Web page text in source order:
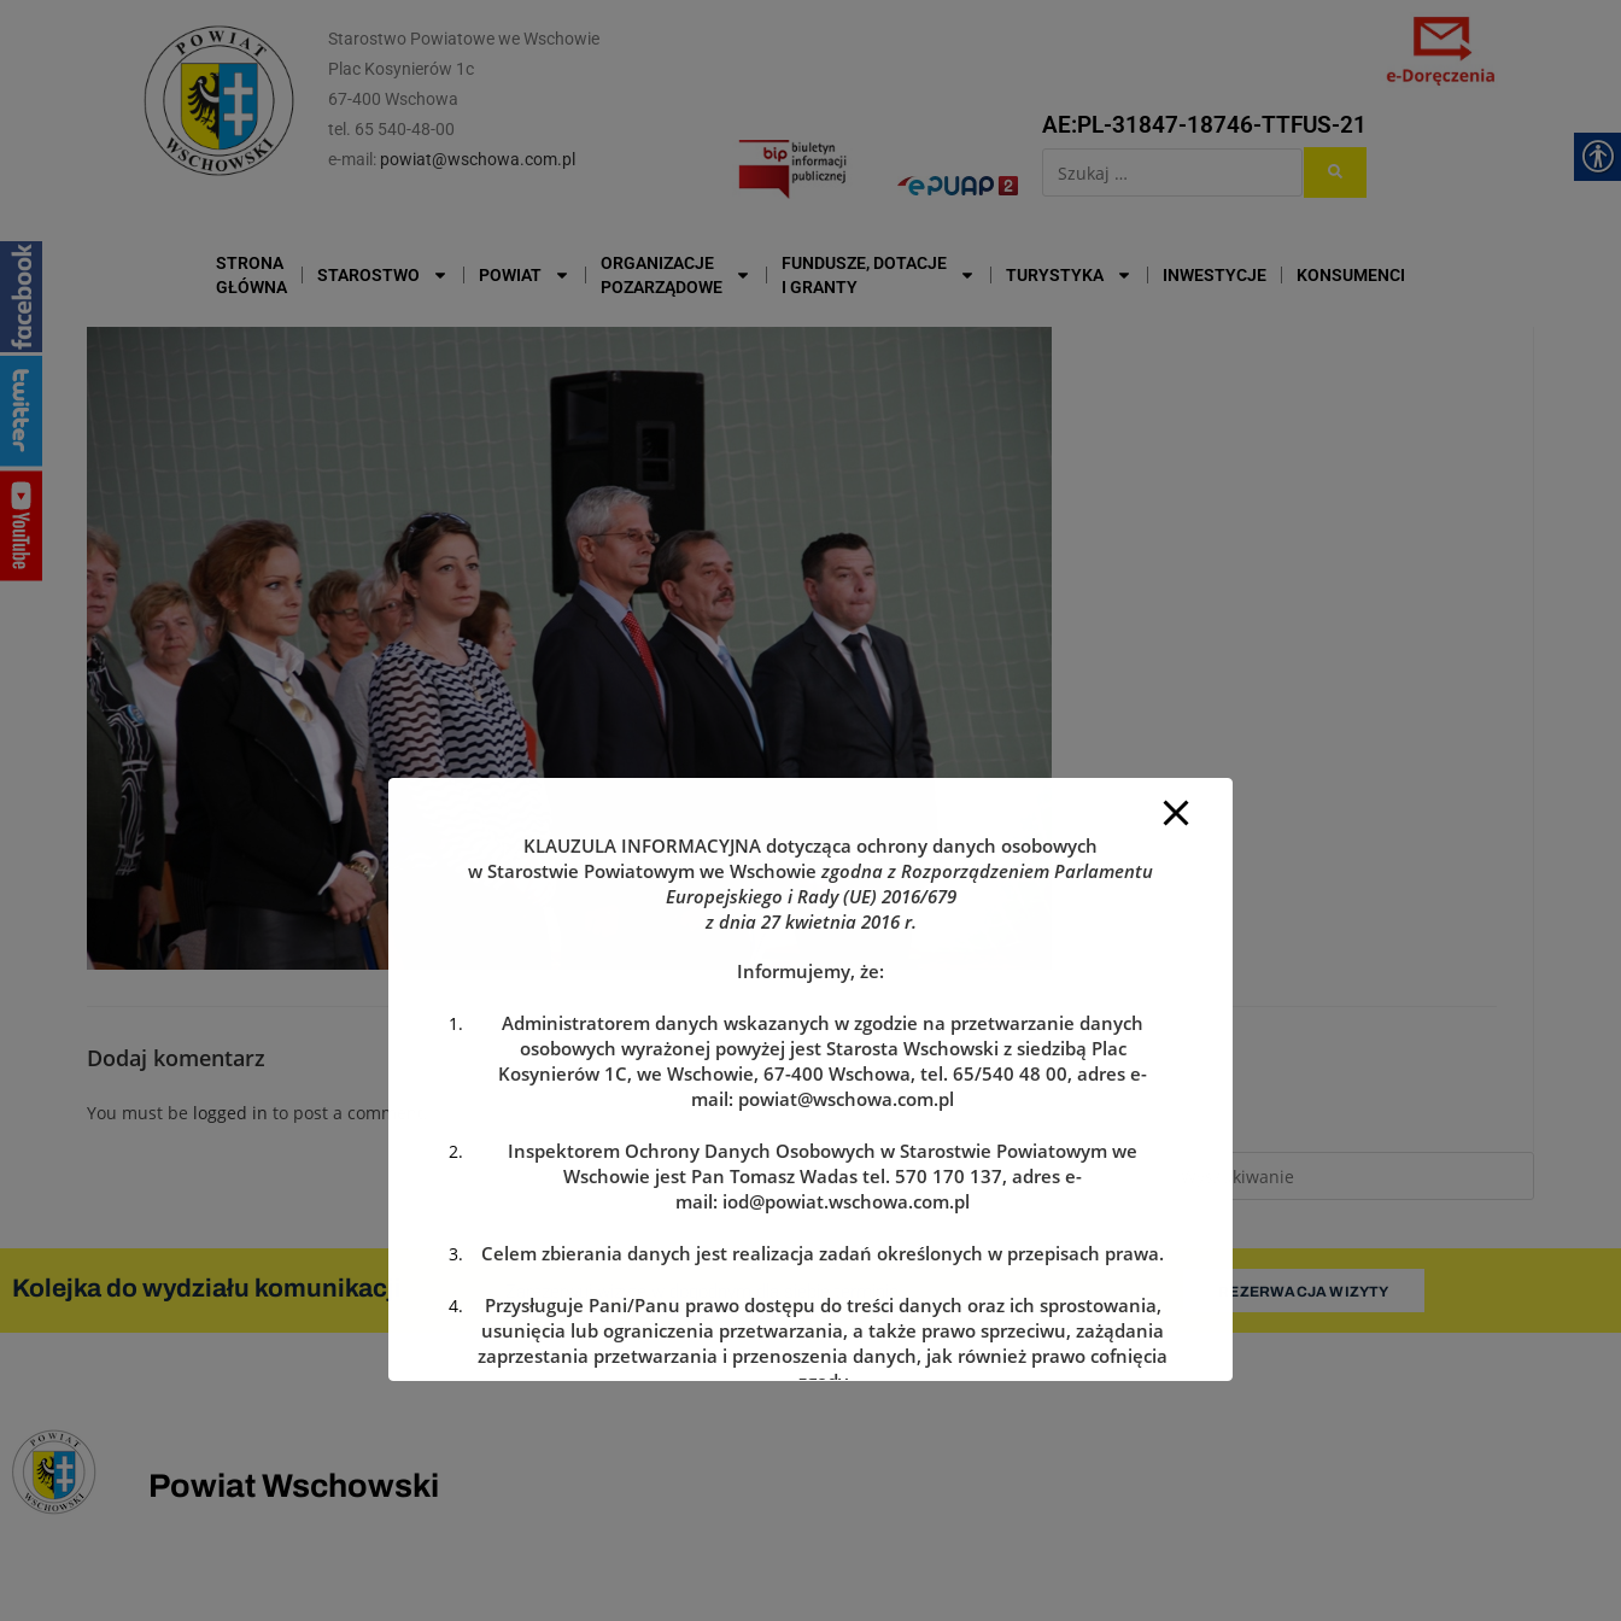
Starostwo Powiatowe we Wschowie
Plac Kosynierów 1c
67-400 Wschowa
tel. 65 540-48-00
e-mail: powiat@wschowa.com.pl
AE:PL-31847-18746-TTFUS-21
STRONA
GŁÓWNA
STAROSTWO POWIAT
ORGANIZACJE
POZARZĄDOWE
FUNDUSZE, DOTACJE
I GRANTY
TURYSTYKA INWESTYCJE KONSUMENCI
Dodaj komentarz
You must be logged in to post a comment.
Kolejka do wydziału komunikacji REZERWACJA WIZYTY
Powiat Wschowski
KLAUZULA INFORMACYJNA dotycząca ochrony danych osobowych
w Starostwie Powiatowym we Wschowie zgodna z Rozporządzeniem Parlamentu
Europejskiego i Rady (UE) 2016/679
z dnia 27 kwietnia 2016 r.
Informujemy, że:
Administratorem danych wskazanych w zgodzie na przetwarzanie danych
osobowych wyrażonej powyżej jest Starosta Wschowski z siedzibą Plac
Kosynierów 1C, we Wschowie, 67-400 Wschowa, tel. 65/540 48 00, adres e-
mail: powiat@wschowa.com.pl
Inspektorem Ochrony Danych Osobowych w Starostwie Powiatowym we
Wschowie jest Pan Tomasz Wadas tel. 570 170 137, adres e-
mail: iod@powiat.wschowa.com.pl
Celem zbierania danych jest realizacja zadań określonych w przepisach prawa.
Przysługuje Pani/Panu prawo dostępu do treści danych oraz ich sprostowania,
usunięcia lub ograniczenia przetwarzania, a także prawo sprzeciwu, zażądania
zaprzestania przetwarzania i przenoszenia danych, jak również prawo cofnięcia
zgody